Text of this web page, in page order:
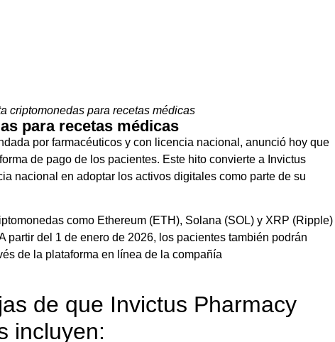
criptomonedas para recetas médicas
para recetas médicas
por farmacéuticos y con licencia nacional, anunció hoy que
de pago de los pacientes. Este hito convierte a Invictus
nacional en adoptar los activos digitales como parte de su
como Ethereum (ETH), Solana (SOL) y XRP (Ripple)
partir del 1 de enero de 2026, los pacientes también podrán
de la plataforma en línea de la compañía
de que Invictus Pharmacy
incluyen: